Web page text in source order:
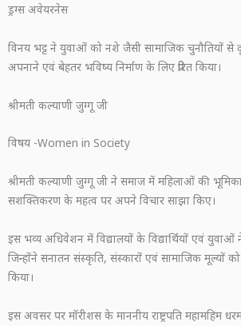
ड्रग्स अवेयरनेस
विनय भट्ट ने युवाओं को नशे जैसी सामाजिक चुनौतियों से
अपनाने एवं बेहतर भविष्य निर्माण के लिए प्रेरित किया।
श्रीमती कल्याणी जुग्गू जी
विषय -Women in Society
श्रीमती कल्याणी जुग्गू जी ने समाज में महिलाओं की
सशक्तिकरण के महत्व पर अपने विचार साझा किए।
इस भव्य अधिवेशन में विद्यालयों के विद्यार्थियों एवं युवाओं
जिन्होंने सनातन संस्कृति, संस्कारों एवं सामाजिक मूल्यों
किया।
इस अवसर पर मॉरीशस के माननीय राष्ट्रपति महामहिम